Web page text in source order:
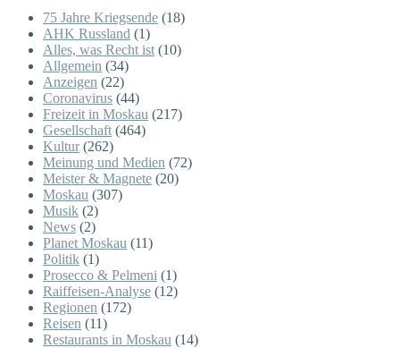
75 Jahre Kriegsende (18)
AHK Russland (1)
Alles, was Recht ist (10)
Allgemein (34)
Anzeigen (22)
Coronavirus (44)
Freizeit in Moskau (217)
Gesellschaft (464)
Kultur(262)
Meinung und Medien (72)
Meister & Magnete (20)
Moskau (307)
Musik (2)
News (2)
Planet Moskau (11)
Politik (1)
Prosecco & Pelmeni (1)
Raiffeisen-Analyse (12)
Regionen (172)
Reisen (11)
Restaurants in Moskau (14)